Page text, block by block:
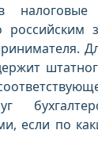
в
если по